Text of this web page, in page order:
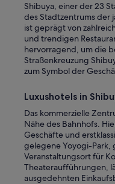
Shibuya, einer der 23
des Stadtzentrums der
ist geprägt von
und trendigen
hervorragend, um die
Straßenkreuzung
zum Symbol der
Luxushotels in
Das kommerzielle
Nähe des Bahnhofs.
Geschäfte und
gelegene Yoyogi-Park,
Veranstaltungsort für
Theateraufführungen,
ausgedehnten